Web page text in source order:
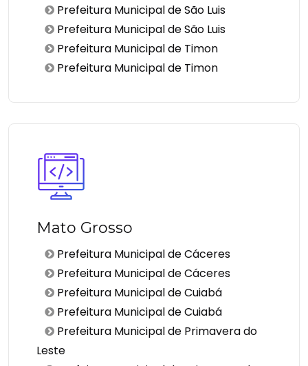
Prefeitura Municipal de São Luis
Prefeitura Municipal de São Luis
Prefeitura Municipal de Timon
Prefeitura Municipal de Timon
Mato Grosso
Prefeitura Municipal de Cáceres
Prefeitura Municipal de Cáceres
Prefeitura Municipal de Cuiabá
Prefeitura Municipal de Cuiabá
Prefeitura Municipal de Primavera do
Leste